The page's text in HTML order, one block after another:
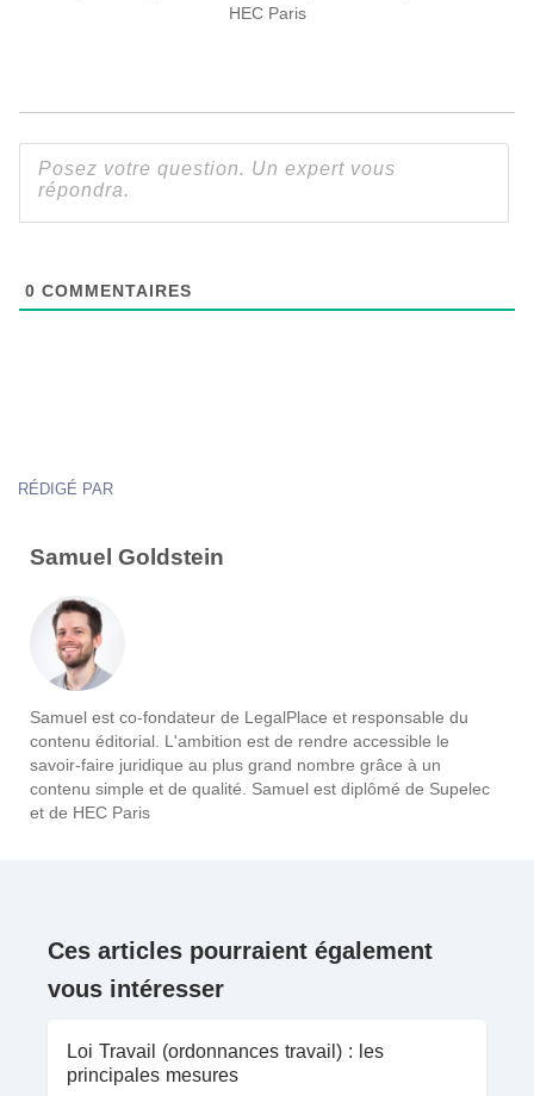
HEC Paris
0 COMMENTAIRES
RÉDIGÉ PAR
Samuel Goldstein
Samuel est co-fondateur de LegalPlace et responsable du
contenu éditorial. L'ambition est de rendre accessible le
savoir-faire juridique au plus grand nombre grâce à un
contenu simple et de qualité. Samuel est diplômé de Supelec
et de HEC Paris
Ces articles pourraient également
vous intéresser
Loi Travail (ordonnances travail) : les
principales mesures